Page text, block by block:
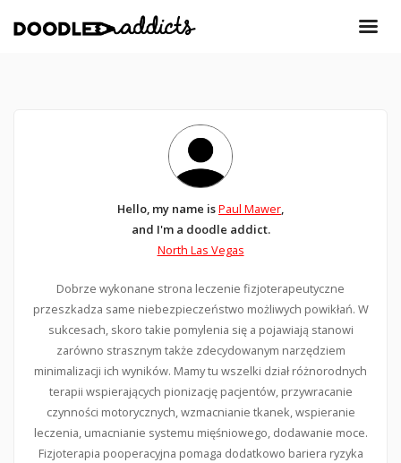
Hello, my name isPaul Mawer,
and I'm a doodle addict.
North Las Vegas
Dobrze wykonane strona leczenie fizjoterapeutyczne
przeszkadza same niebezpieczeństwo możliwych powikłań. W
sukcesach, skoro takie pomylenia się a pojawiają stanowi
zarówno strasznym także zdecydowanym narzędziem
minimalizacji ich wyników. Mamy tu wszelki dział różnorodnych
terapii wspierających pionizację pacjentów, przywracanie
czynności motorycznych, wzmacnianie tkanek, wspieranie
leczenia, umacnianie systemu mięśniowego, dodawanie moce.
Fizjoterapia pooperacyjna pomaga dodatkowo bariera ryzyka